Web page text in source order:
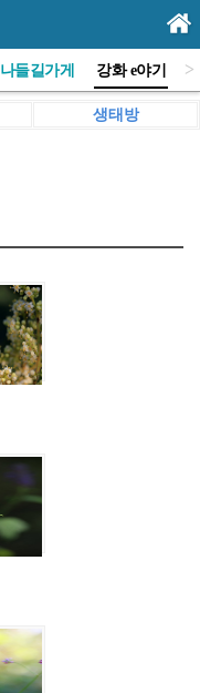
나들길가게 강화 e야기 >
생태방